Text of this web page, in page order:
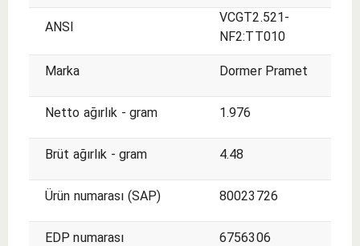
ANSI
VCGT2.521-
NF2:TT010
Marka Dormer Pramet
Netto ağırlık - gram 1.976
Brüt ağırlık - gram 4.48
Ürün numarası (SAP) 80023726
EDP numarası 6756306